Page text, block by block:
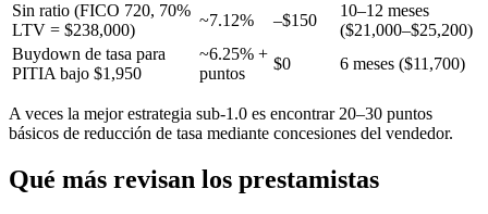
Sin ratio (FICO 720, 70%
LTV = $238,000)
~7.12% –$150
10–12 meses
($21,000–$25,200)
Buydown de tasa para
PITIA bajo $1,950
~6.25% +
puntos
$0 6 meses ($11,700)
A veces la mejor estrategia sub-1.0 es encontrar 20–30 puntos
básicos de reducción de tasa mediante concesiones del vendedor.
Qué más revisan los prestamistas